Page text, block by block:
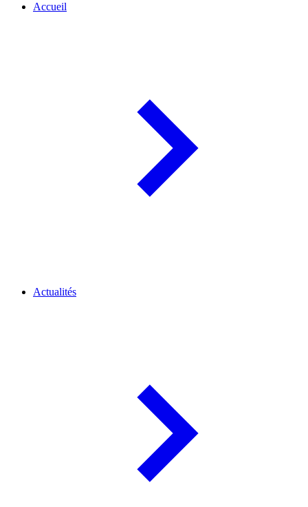
Accueil
Actualités